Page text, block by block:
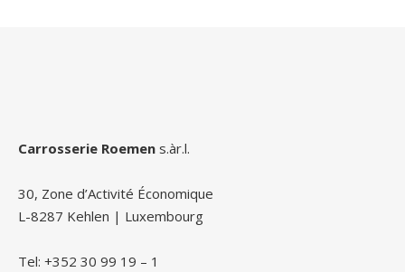
Carrosserie Roemen s.àr.l.
30, Zone d’Activité Économique
L-8287 Kehlen | Luxembourg
Tel: +352 30 99 19 – 1